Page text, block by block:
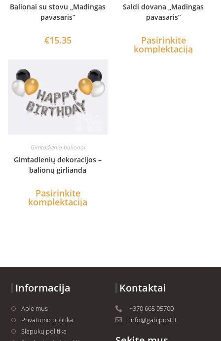
Balionai su stovu „Madingas
pavasaris”
€15.35
Saldi dovana „Madingas
pavasaris”
Pasirinkite
komplektaciją
Gimtadienio balionai
Gimtadienių dekoracijos –
balionų girlianda
Pasirinkite
komplektaciją
Informacija
Apie mus
Privatumo politika
Slapukų politika
Kontaktai
+370 665 95700
info@gabipost.lt